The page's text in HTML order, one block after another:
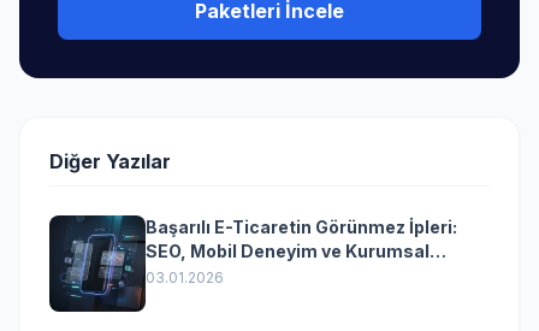
Paketleri İncele
Diğer Yazılar
Başarılı E-Ticaretin Görünmez İpleri:
SEO, Mobil Deneyim ve Kurumsal
Yazılımın Kazandıran Senkronizasyonu
03.01.2026